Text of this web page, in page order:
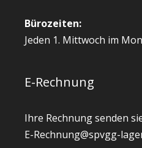
Bürozeiten:
Jeden 1. Mittwoch im
E-Rechnung
Ihre Rechnung senden
E-Rechnung@spvgg-